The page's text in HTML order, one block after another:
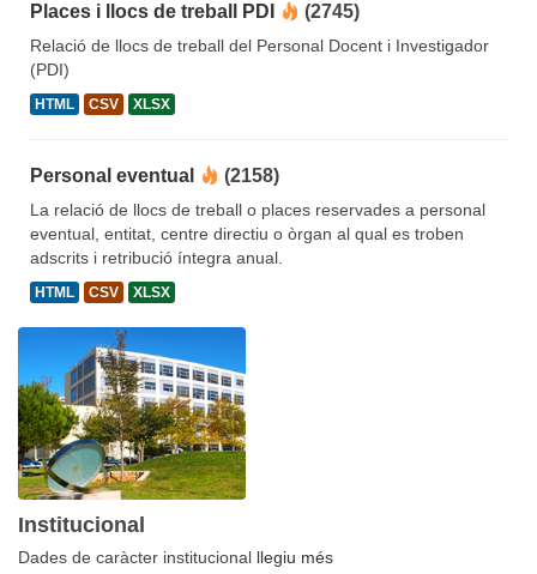
Places i llocs de treball PDI (2745)
Relació de llocs de treball del Personal Docent i Investigador
(PDI)
HTML CSV XLSX
Personal eventual (2158)
La relació de llocs de treball o places reservades a personal
eventual, entitat, centre directiu o òrgan al qual es troben
adscrits i retribució íntegra anual.
HTML CSV XLSX
Institucional
Dades de caràcter institucional llegiu més